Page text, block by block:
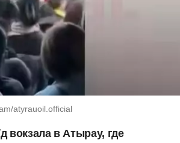
atyrauoil.official
вокзала в Атырау, где